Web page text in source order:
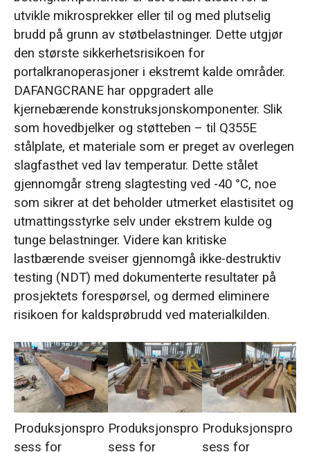
utvikle mikrosprekker eller til og med plutselig
brudd på grunn av støtbelastninger. Dette utgjør
den største sikkerhetsrisikoen for
portalkranoperasjoner i ekstremt kalde områder.
DAFANGCRANE har oppgradert alle
kjernebærende konstruksjonskomponenter. Slik
som hovedbjelker og støtteben – til Q355E
stålplate, et materiale som er preget av overlegen
slagfasthet ved lav temperatur. Dette stålet
gjennomgår streng slagtesting ved -40 °C, noe
som sikrer at det beholder utmerket elastisitet og
utmattingsstyrke selv under ekstrem kulde og
tunge belastninger. Videre kan kritiske
lastbærende sveiser gjennomgå ikke-destruktiv
testing (NDT) med dokumenterte resultater på
prosjektets forespørsel, og dermed eliminere
risikoen for kaldsprøbrudd ved materialkilden.
Produksjonspro
sess for
Produksjonspro
sess for
Produksjonspro
sess for